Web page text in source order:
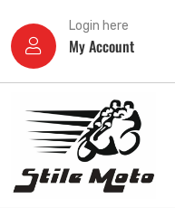
Login here
My Account